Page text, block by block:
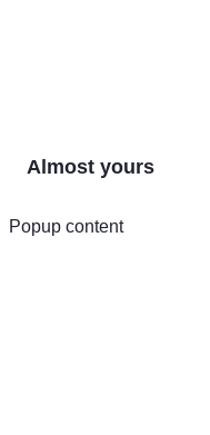
Almost yours
Popup content